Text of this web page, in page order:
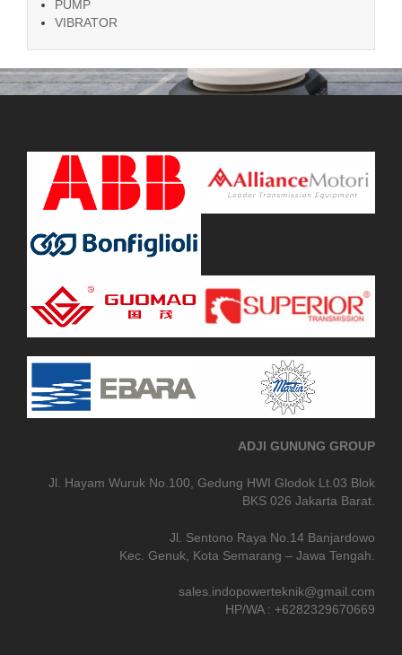
PUMP
VIBRATOR
ADJI GUNUNG GROUP
Jl. Hayam Wuruk No.100, Gedung HWI Glodok Lt.03 Blok
BKS 026 Jakarta Barat.
Jl. Sentono Raya No.14 Banjardowo
Kec. Genuk, Kota Semarang – Jawa Tengah.
sales.indopowerteknik@gmail.com
HP/WA : +6282329670669